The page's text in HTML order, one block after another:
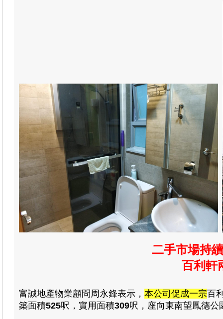
二手市場持
百利軒
富誠地產物業顧問周永鋒表示 ， 本公司促成一宗百
築面積525呎 ， 實用 面積309呎 ， 座向東南望鳳德公